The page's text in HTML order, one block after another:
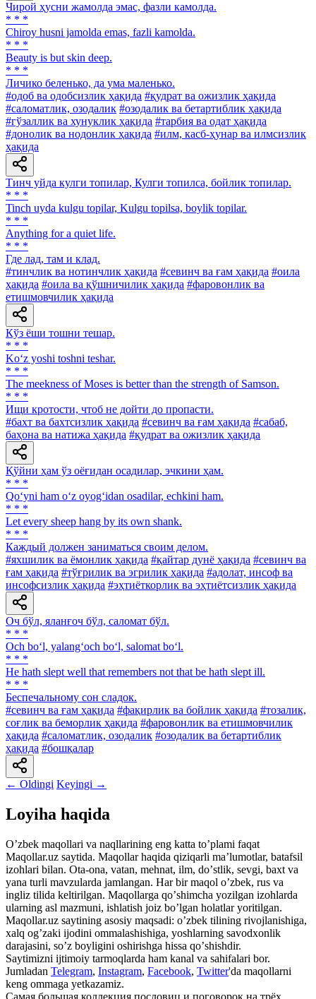
Чирой ҳусни жамолда эмас, фазли камолда.
* * *
Chiroy husni jamolda emas, fazli kamolda.
* * *
Beauty is but skin deep.
* * *
Личико беленько, да ума маленько.
#одоб ва одобсизлик ҳақида #қудрат ва ожизлик ҳақида
#саломатлик, озодалик #озодалик ва бетартиблик ҳақида
#гўзаллик ва хунуклик ҳақида #тарбия ва одат ҳақида
#донолик ва нодонлик ҳақида #илм, касб-ҳунар ва илмсизлик
ҳақида
Тинч уйда кулги топилар, Кулги топилса, бойлик топилар.
* * *
Tinch uyda kulgu topilar, Kulgu topilsa, boylik topilar.
* * *
Anything for a quiet life.
* * *
Где лад, там и клад.
#тинчлик ва нотинчлик ҳақида #севинч ва ғам ҳақида #оила
ҳақида #оила ва қўшничилик ҳақида #фаровонлик ва
етишмовчилик ҳақида
Кўз ёши тошни тешар.
* * *
Ko‘z yoshi toshni teshar.
* * *
The meekness of Moses is better than the strength of Samson.
* * *
Ищи кротости, чтоб не дойти до пропасти.
#бахт ва бахтсизлик ҳақида #севинч ва ғам ҳақида #сабаб,
баҳона ва натижа ҳақида #қудрат ва ожизлик ҳақида
Қўйни ҳам ўз оёғидан осадилар, эчкини ҳам.
* * *
Qo‘yni ham o‘z oyog‘idan osadilar, echkini ham.
* * *
Let every sheep hang by its own shank.
* * *
Каждый должен заниматься своим делом.
#яхшилик ва ёмонлик ҳақида #қайтар дунё ҳақида #севинч ва
ғам ҳақида #тўғрилик ва эгрилик ҳақида #адолат, инсоф ва
инсофсизлик ҳақида #эҳтиёткорлик ва эҳтиётсизлик ҳақида
Оч бўл, яланғоч бўл, саломат бўл.
* * *
Och bo‘l, yalang‘och bo‘l, salomat bo‘l.
* * *
He hath slept well that remembers not that be hath slept ill.
* * *
Беспечальному сон сладок.
#севинч ва ғам ҳақида #фақирлик ва бойлик ҳақида #тозалик,
соғлик ва беморлик ҳақида #фаровонлик ва етишмовчилик
ҳақида #саломатлик, озодалик #озодалик ва бетартиблик
ҳақида #бошқалар
← Oldingi Keyingi →
Loyiha haqida
Oʼzbek maqollari va naqllarining eng katta toʼplami faqat
Maqollar.uz saytida. Maqollar haqida qiziqarli maʼlumotlar, batafsil
izohlari bilan. Ota-ona, vatan, mehnat, ilm, doʼstlik, sevgi, baxt va
yana turli mavzularda jamlangan. Har bir maqol oʼzbek, rus va
ingliz tilida keltirilgan. Maqollarga qoʼshimcha yozilgan izohlarda
ularning asl mazmuni, ishlatish joiz boʼlgan holatlar yoritilgan.
Maqollar.uz saytining asosiy maqsadi: oʼzbek tilining rivojlanishiga,
xalq ogʼzaki ijodini ommalashishiga, yoshlarning savodxonlik
darajasini, soʼz boyligini oshirishga hissa qoʼshishdir.
Saytimizni ijtimoiy tarmoqlarda ham kanal va sahifalari bor.
Jumladan Telegram, Instagram, Facebook, Twitter'da maqollarni
keng ommaga yetkazamiz.